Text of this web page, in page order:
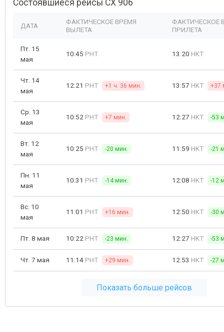
Состоявшиеся рейсы CX 906
ДАТА
ФАКТИЧЕСКОЕ ВРЕМЯ
ВЫЛЕТА
ФАКТИЧЕСКОЕ
ПРИЛЕТА
Пт. 15
мая
10:45 PHT 13:20 HKT
Чт. 14
мая
12:21 PHT +1 ч. 36 мин. 13:57 HKT +37
Ср. 13
мая
10:52 PHT +7 мин. 12:27 HKT -53
Вт. 12
мая
10:25 PHT -20 мин. 11:59 HKT -21
Пн. 11
мая
10:31 PHT -14 мин. 12:08 HKT -12
Вс. 10
мая
11:01 PHT +16 мин. 12:50 HKT -30
Пт. 8 мая 10:22 PHT -23 мин. 12:27 HKT -53
Чт. 7 мая 11:14 PHT +29 мин. 12:53 HKT -27
Показать больше рейсов